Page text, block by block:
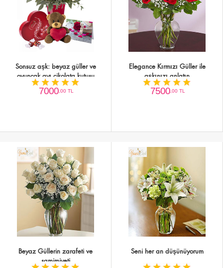
Sonsuz aşk: beyaz güller ve
oyuncak ayı çikolata kutusu
7000,00 TL
Elegance Kırmızı Güller ile
aşkınızı anlatın
7500,00 TL
Beyaz Güllerin zarafeti ve
samimiyeti
Seni her an düşünüyorum